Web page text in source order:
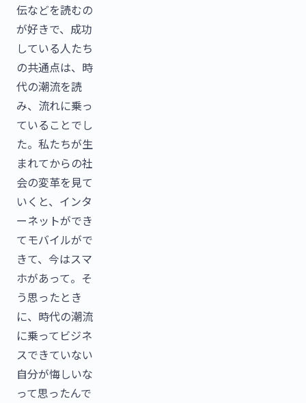
伝などを読むの
が好きで、成功
している人たち
の共通点は、時
代の潮流を読
み、流れに乗っ
ていることでし
た。私たちが生
まれてからの社
会の変革を見て
いくと、インタ
ーネットができ
てモバイルがで
きて、今はスマ
ホがあって。そ
う思ったとき
に、時代の潮流
に乗ってビジネ
スできていない
自分が悔しいな
って思ったんで